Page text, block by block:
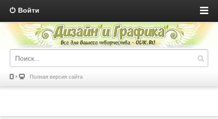
Войти
Полная версия сайта